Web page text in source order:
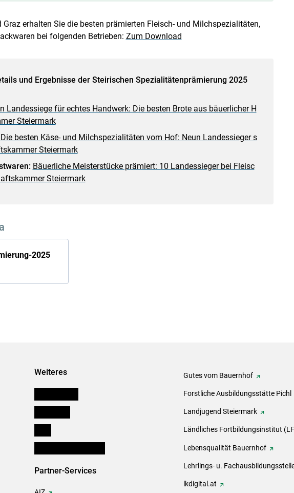
Graz erhalten Sie die besten prämierten Fleisch- und Milchspezialitäten,
bei folgenden Betrieben: Zum Download
und Ergebnisse der Steirischen Spezialitätenprämierung 2025
Landessiege für echtes Handwerk: Die besten Brote aus bäuerlicher H
Steiermark
Die besten Käse- und Milchspezialitäten vom Hof: Neun Landessieger s
Steiermark
Bäuerliche Meisterstücke prämiert: 10 Landessieger bei Fleisc
Steiermark
2025
Weiteres
Partner-Services
Gutes vom Bauernhof
Forstliche Ausbildungsstätte Pichl
Landjugend Steiermark
Ländliches Fortbildungsinstitut
Lebensqualität Bauernhof
Lehrlings- u.
lkdigital.at